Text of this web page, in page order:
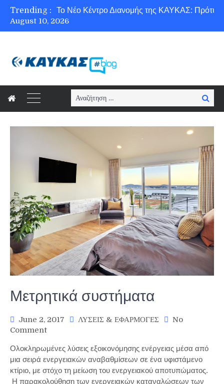
Trending :
Ασφάλεια στο Διαδίκτυο για όλους!
August 10, 2026
Search
for:
Μετρητικά συστήματα
June 2, 2017 ΛΥΣΕΙΣ & ΕΦΑΡΜΟΓΕΣ
No
Commenton
συστήματα
Ολοκληρωμένες λύσεις εξοικονόμησης ενέργειας μέσα από
μια σειρά ενεργειακών αναβαθμίσεων σε ένα υφιστάμενο
κτίριο, με στόχο τη μείωση του ενεργειακού αποτυπώματος.
Η παρακολούθηση των ενεργειακών καταναλώσεων των